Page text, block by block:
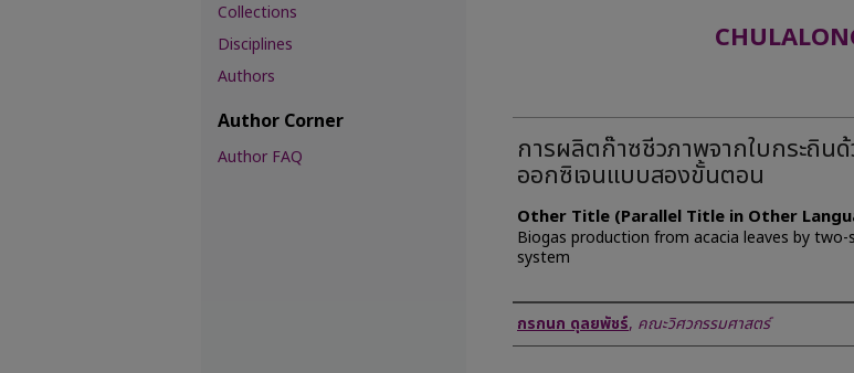
การผลิตก๊าซชีวภาพจากใบกระถิน
ออกซิเจนแบบสองขั้นตอน
Other Title (Parallel Title in Other
Biogas production from acacia leaves by
system
Author
กรกนก ดุลยพัชร์, คณะวิศวกรรมศาสตร์
Collections
Disciplines
Authors
Author Corner
Author FAQ